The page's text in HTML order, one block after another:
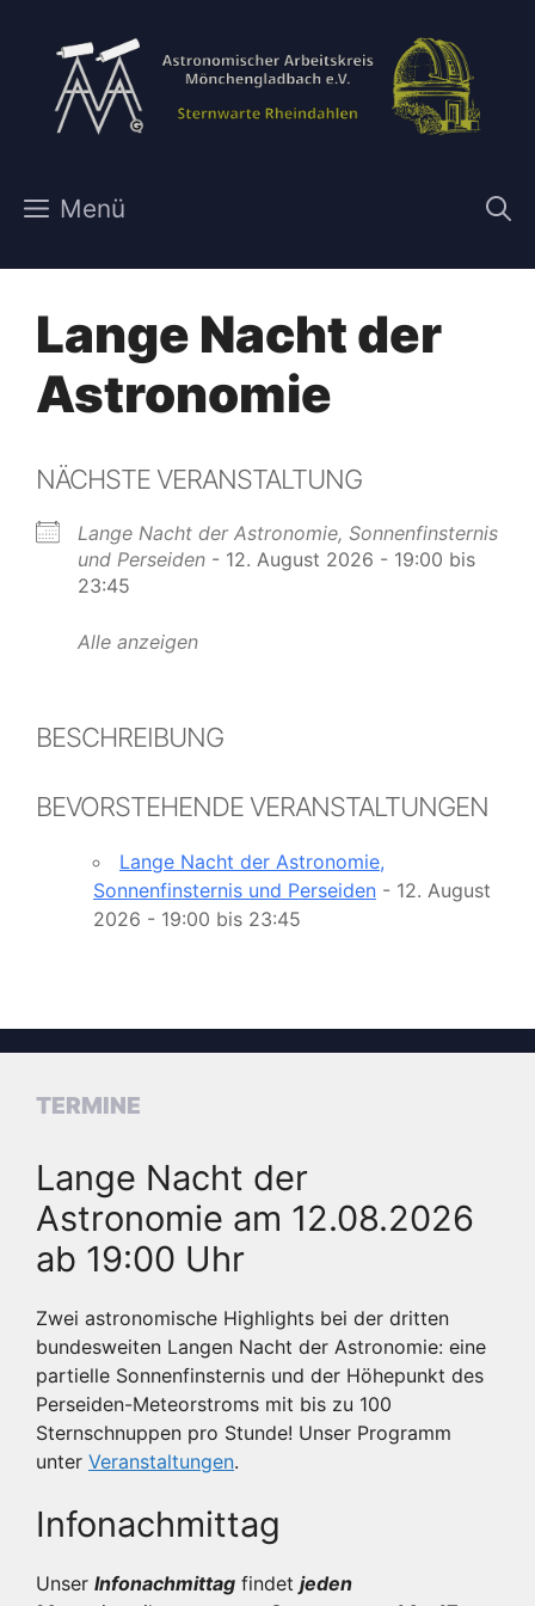
springen
Menü
Lange Nacht der
Astronomie
NÄCHSTE VERANSTALTUNG
Lange Nacht der Astronomie, Sonnenfinsternis
und Perseiden - 12. August 2026 - 19:00 bis
23:45
Alle anzeigen
BESCHREIBUNG
BEVORSTEHENDE VERANSTALTUNGEN
Lange Nacht der Astronomie,
Sonnenfinsternis und Perseiden - 12. August
2026 - 19:00 bis 23:45
TERMINE
Lange Nacht der
Astronomie am 12.08.2026
ab 19:00 Uhr
Zwei astronomische Highlights bei der dritten
bundesweiten Langen Nacht der Astronomie: eine
partielle Sonnenfinsternis und der Höhepunkt des
Perseiden-Meteorstroms mit bis zu 100
Sternschnuppen pro Stunde! Unser Programm
unter Veranstaltungen.
Infonachmittag
Unser Infonachmittag findet jeden